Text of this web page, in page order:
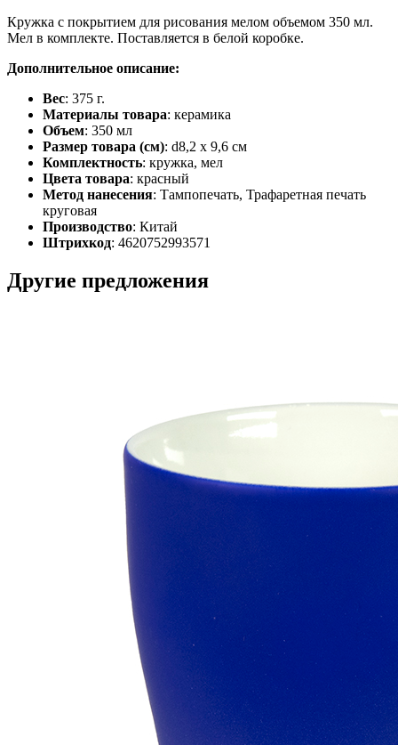
Кружка с покрытием для рисования мелом объемом 350 мл.
Mел в комплекте. Поставляется в белой коробке.
Дополнительное описание:
Вес: 375 г.
Материалы товара: керамика
Объем: 350 мл
Размер товара (см): d8,2 х 9,6 см
Комплектность: кружка, мел
Цвета товара: красный
Метод нанесения: Тампопечать, Трафаретная печать
круговая
Производство: Китай
Штрихкод: 4620752993571
Другие предложения